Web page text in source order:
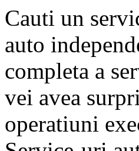
Cauti un
auto
completa a
vei avea
operatiuni